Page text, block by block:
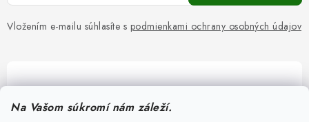
Na Vašom súkromí nám záleží.
Vložením e-mailu súhlasíte s podmienkami ochrany osobných údajov
Pomôžeme vám s výberom
Potrebujete s niečím poradiť? Sme tu pre vás!